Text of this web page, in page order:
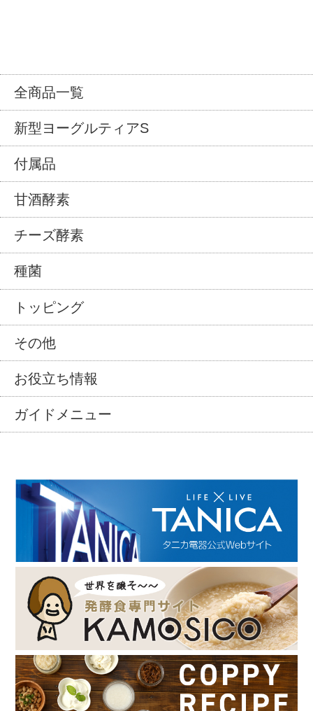
全商品一覧
新型ヨーグルティアS
付属品
甘酒酵素
チーズ酵素
種菌
トッピング
その他
お役立ち情報
ガイドメニュー